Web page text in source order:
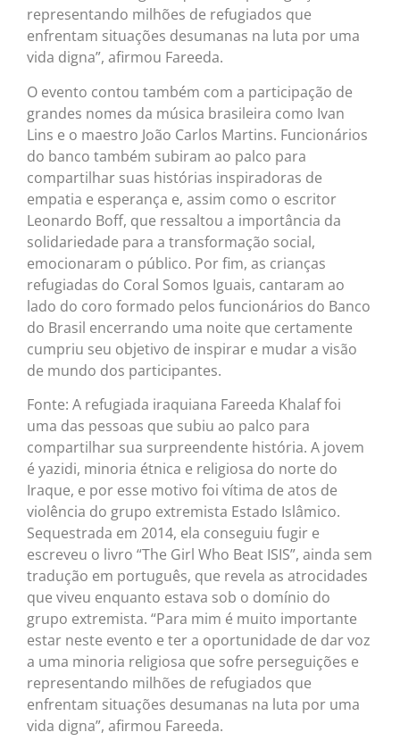
representando milhões de refugiados que
enfrentam situações desumanas na luta por uma
vida digna”, afirmou Fareeda.
O evento contou também com a participação de
grandes nomes da música brasileira como Ivan
Lins e o maestro João Carlos Martins. Funcionários
do banco também subiram ao palco para
compartilhar suas histórias inspiradoras de
empatia e esperança e, assim como o escritor
Leonardo Boff, que ressaltou a importância da
solidariedade para a transformação social,
emocionaram o público. Por fim, as crianças
refugiadas do Coral Somos Iguais, cantaram ao
lado do coro formado pelos funcionários do Banco
do Brasil encerrando uma noite que certamente
cumpriu seu objetivo de inspirar e mudar a visão
de mundo dos participantes.
Fonte: A refugiada iraquiana Fareeda Khalaf foi
uma das pessoas que subiu ao palco para
compartilhar sua surpreendente história. A jovem
é yazidi, minoria étnica e religiosa do norte do
Iraque, e por esse motivo foi vítima de atos de
violência do grupo extremista Estado Islâmico.
Sequestrada em 2014, ela conseguiu fugir e
escreveu o livro “The Girl Who Beat ISIS”, ainda sem
tradução em português, que revela as atrocidades
que viveu enquanto estava sob o domínio do
grupo extremista. “Para mim é muito importante
estar neste evento e ter a oportunidade de dar voz
a uma minoria religiosa que sofre perseguições e
representando milhões de refugiados que
enfrentam situações desumanas na luta por uma
vida digna”, afirmou Fareeda.